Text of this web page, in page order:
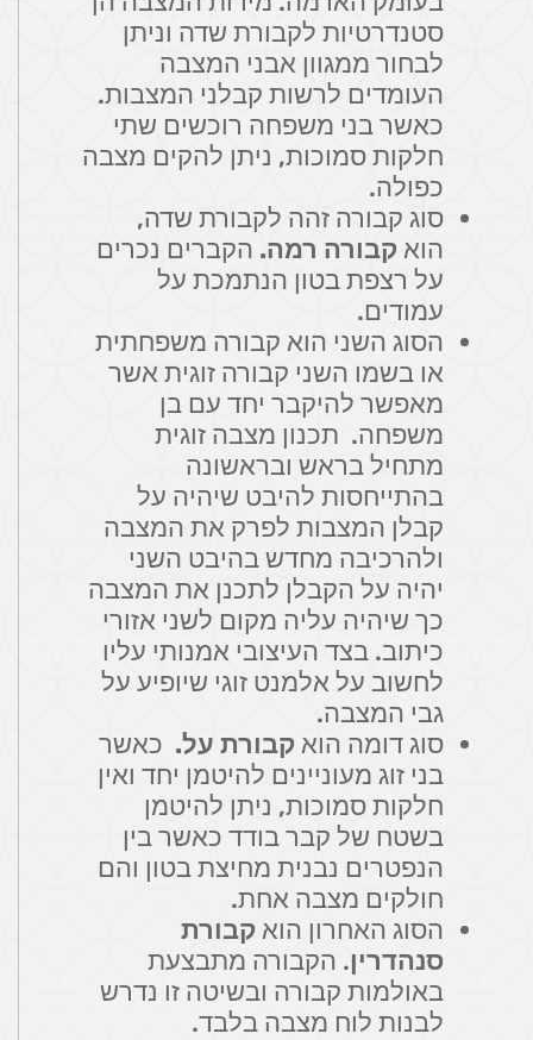
סטנדרטיות לקבורת שדה וניתן
לבחור ממגוון אבני המצבה
העומדים לרשות קבלני המצבות.
כאשר בני משפחה רוכשים שתי
חלקות סמוכות, ניתן להקים מצבה
כפולה.
סוג קבורה זהה לקבורת שדה,
הואקבורה רמה. הקברים נכרים
על רצפת בטון הנתמכת על
עמודים.
הסוג השני הוא קבורה משפחתית
או בשמו השני קבורה זוגית אשר
מאפשר להיקבר יחד עם בן
משפחה. תכנון מצבה זוגית
מתחיל בראש ובראשונה
בהתייחסות להיבט שיהיה על
קבלן המצבות לפרק את המצבה
ולהרכיבה מחדש בהיבט השני
יהיה על הקבלן לתכנן את המצבה
כך שיהיה עליה מקום לשני אזורי
כיתוב. בצד העיצובי אמנותי עליו
לחשוב על אלמנט זוגי שיופיע על
גבי המצבה.
סוג דומה הואקבורת על. כאשר
בני זוג מעוניינים להיטמן יחד ואין
חלקות סמוכות, ניתן להיטמן
בשטח של קבר בודד כאשר בין
הנפטרים נבנית מחיצת בטון והם
חולקים מצבה אחת.
הסוג האחרון הואקבורת
סנהדרין. הקבורה מתבצעת
באולמות קבורה ובשיטה זו נדרש
לבנות לוח מצבה בלבד.